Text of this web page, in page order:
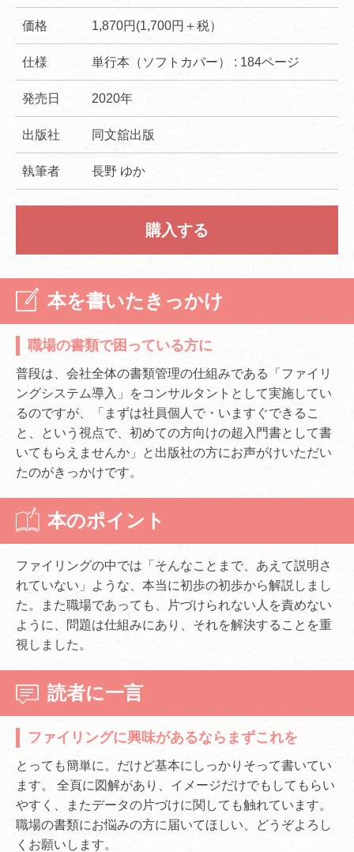
価格 1,870円(1,700円＋税）
仕様 単行本（ソフトカバー） : 184ページ
発売日 2020年
出版社 同文舘出版
執筆者 長野 ゆか
購入する
本を書いたきっかけ
職場の書類で困っている方に
普段は、会社全体の書類管理の仕組みである「ファイリ
ングシステム導入」をコンサルタントとして実施してい
るのですが、「まずは社員個人で・いますぐできるこ
と、という視点で、初めての方向けの超入門書として書
いてもらえませんか」と出版社の方にお声がけいただい
たのがきっかけです。
本のポイント
ファイリングの中では「そんなことまで、あえて説明さ
れていない」ような、本当に初歩の初歩から解説しまし
た。また職場であっても、片づけられない人を責めない
ように、問題は仕組みにあり、それを解決することを重
視しました。
読者に一言
ファイリングに興味があるならまずこれを
とっても簡単に。だけど基本にしっかりそって書いてい
ます。 全頁に図解があり、イメージだけでもしてもらい
やすく、またデータの片づけに関しても触れています。
職場の書類にお悩みの方に届いてほしい、どうぞよろし
くお願いします。